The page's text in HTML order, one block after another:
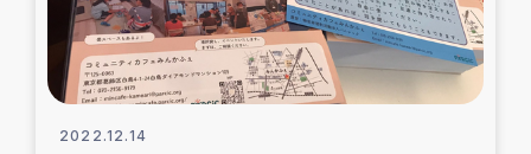
ガザ地区酪農を通した女性グループの生計支援
ふりかけ普及と食生活改善による栄養改善事業
2022.12.14